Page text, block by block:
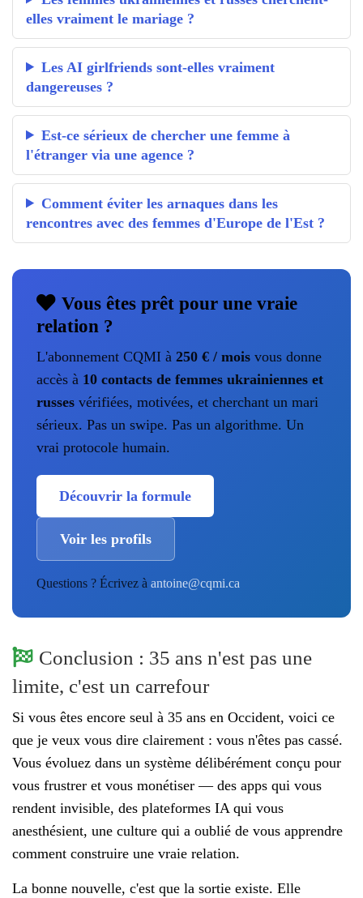
elles vraiment le mariage ?
Les AI girlfriends sont-elles vraiment
dangereuses ?
Est-ce sérieux de chercher une femme à
l'étranger via une agence ?
Comment éviter les arnaques dans les
rencontres avec des femmes d'Europe de l'Est ?
Vous êtes prêt pour une vraie
relation ?
L'abonnement CQMI à 250 € / mois vous donne
accès à 10 contacts de femmes ukrainiennes et
russes vérifiées, motivées, et cherchant un mari
sérieux. Pas un swipe. Pas un algorithme. Un
vrai protocole humain.
Découvrir la formule
Voir les profils
Questions ? Écrivez à antoine@cqmi.ca
Conclusion : 35 ans n'est pas une
limite, c'est un carrefour
Si vous êtes encore seul à 35 ans en Occident, voici ce
que je veux vous dire clairement : vous n'êtes pas cassé.
Vous évoluez dans un système délibérément conçu pour
vous frustrer et vous monétiser — des apps qui vous
rendent invisible, des plateformes IA qui vous
anesthésient, une culture qui a oublié de vous apprendre
comment construire une vraie relation.
La bonne nouvelle, c'est que la sortie existe. Elle